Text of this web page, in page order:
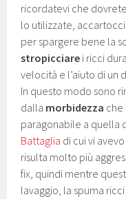
ricordatevi che
lo utilizzate,
per spargere bene la
stropicciare i ricci
velocità e l’aiuto di un
In questo modo sono
dalla morbidezza che
paragonabile a quella
Battaglia di cui vi
risulta molto più
fix, quindi mentre
lavaggio, la spuma